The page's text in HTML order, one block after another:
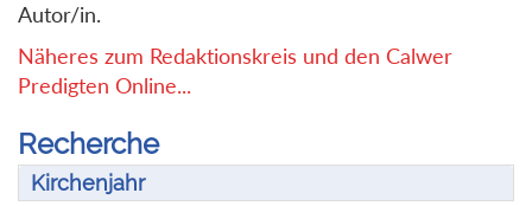
Autor/in.
Näheres zum Redaktionskreis und den Calwer
Predigten Online...
Recherche
Kirchenjahr